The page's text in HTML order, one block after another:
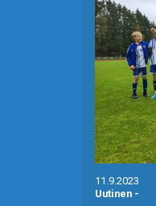
11.9.2023
Uutinen -